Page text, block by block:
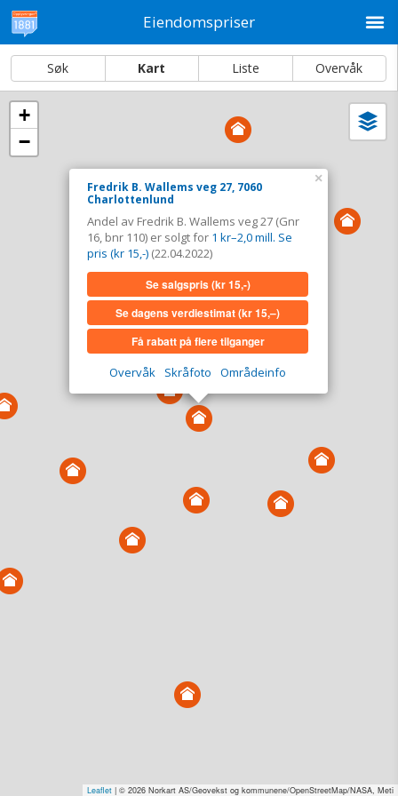
Eiendomspriser
Søk Kart Liste Overvåk
Fredrik B. Wallems veg 27, 7060
Charlottenlund
22.04.2022
1 kr–2,0 mill. Se pris (kr 15,-)
Bolig. Gnr 16 - Bnr 110
Se salgspris(kr 15,-)
Se dagens verdiestimat(kr 15,–)
Få rabatt på flere tilganger
Overvåk område
Vis alle eiendommer i kartet
Vis radon, kvikkleire, årlige trafikkdøgn eller flomfare i
Overvåk og varsle om nye salg i området
Dato solgt er tinglyst dato. 1881 publiserer fortløpende mottatte data etter
Kundeservice
Personvern og vilkår
i
Fredrik B. Wallems veg 27, 7060
Charlottenlund
Andel av Fredrik B. Wallems veg 27 (Gnr
16, bnr 110) er solgt for 1 kr–2,0 mill. Se
pris (kr 15,-) (22.04.2022)
Se salgspris(kr 15,-)
Se dagens verdiestimat(kr 15,–)
Få rabatt på flere tilganger
Overvåk
Skråfoto Områdeinfo
×
+
−
Leaflet | © 2026 Norkart AS/Geovekst og kommunene/OpenStreetMap/NASA, Meti